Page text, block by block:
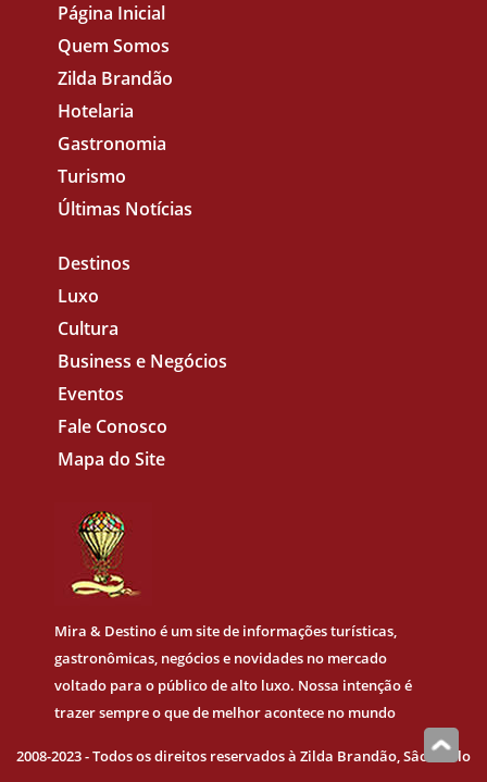
Página Inicial
Quem Somos
Zilda Brandão
Hotelaria
Gastronomia
Turismo
Últimas Notícias
Destinos
Luxo
Cultura
Business e Negócios
Eventos
Fale Conosco
Mapa do Site
Mira & Destinoé um site de informações turísticas,
gastronômicas, negócios e novidades no mercado
voltado para o público de alto luxo. Nossa intenção é
trazer sempre o que de melhor acontece no mundo
2008-2023 - Todos os direitos reservados à Zilda Brandão, Sâo Paulo